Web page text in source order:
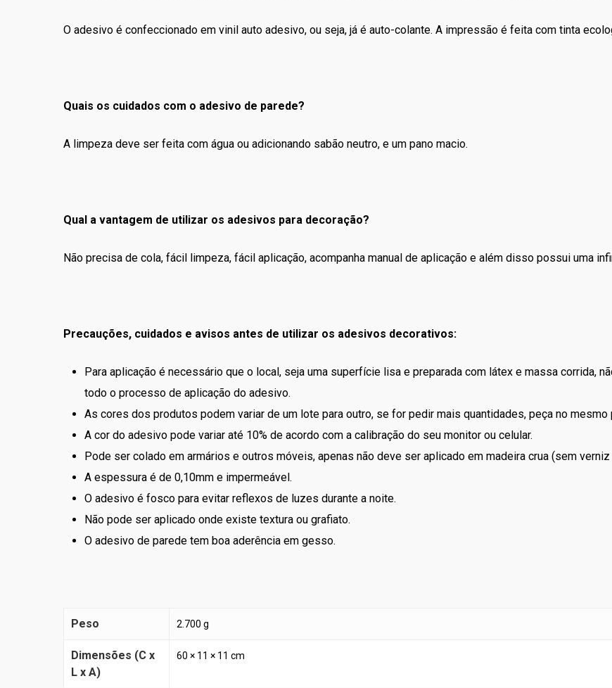
O adesivo é confeccionado em vinil auto adesivo, ou seja, já é auto-colante. A impressão é feita com tinta
Quais os cuidados com o adesivo de parede?
A limpeza deve ser feita com água ou adicionando sabão neutro, e um pano macio.
Qual a vantagem de utilizar os adesivos para decoração?
Não precisa de cola, fácil limpeza, fácil aplicação, acompanha manual de aplicação e além disso possui uma
Precauções, cuidados e avisos antes de utilizar os adesivos decorativos:
Para aplicação é necessário que o local, seja uma superfície lisa e preparada com látex e massa corrida,
todo o processo de aplicação do adesivo.
As cores dos produtos podem variar de um lote para outro, se for pedir mais quantidades, peça no mesmo
A cor do adesivo pode variar até 10% de acordo com a calibração do seu monitor ou celular.
Pode ser colado em armários e outros móveis, apenas não deve ser aplicado em madeira crua (sem verniz
A espessura é de 0,10mm e impermeável.
O adesivo é fosco para evitar reflexos de luzes durante a noite.
Não pode ser aplicado onde existe textura ou grafiato.
O adesivo de parede tem boa aderência em gesso.
Peso 2.700 g
Dimensões (C x
L x A)
60 × 11 × 11 cm